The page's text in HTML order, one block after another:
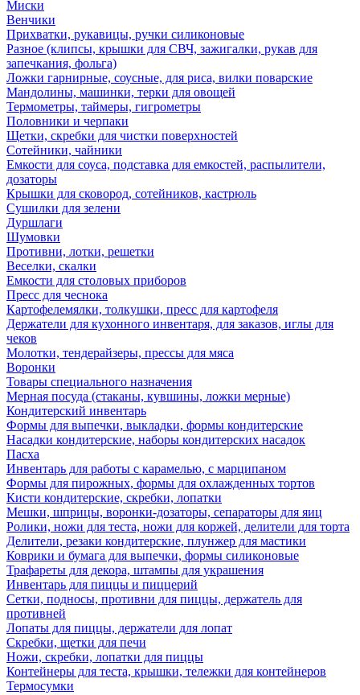
Миски
Венчики
Прихватки, рукавицы, ручки силиконовые
Разное (клипсы, крышки для СВЧ, зажигалки, рукав для
запечкания, фольга)
Ложки гарнирные, соусные, для риса, вилки поварские
Мандолины, машинки, терки для овощей
Термометры, таймеры, гигрометры
Половники и черпаки
Щетки, скребки для чистки поверхностей
Сотейники, чайники
Емкости для соуса, подставка для емкостей, распылители,
дозаторы
Крышки для сковород, сотейников, кастрюль
Сушилки для зелени
Дуршлаги
Шумовки
Противни, лотки, решетки
Веселки, скалки
Емкости для столовых приборов
Пресс для чеснока
Картофелемялки, толкушки, пресс для картофеля
Держатели для кухонного инвентаря, для заказов, иглы для
чеков
Молотки, тендерайзеры, прессы для мяса
Воронки
Товары специального назначения
Мерная посуда (стаканы, кувшины, ложки мерные)
Кондитерский инвентарь
Формы для выпечки, выкладки, формы кондитерские
Насадки кондитерские, наборы кондитерских насадок
Пасха
Инвентарь для работы с карамелью, с марципаном
Формы для пирожных, формы для охлажденных тортов
Кисти кондитерские, скребки, лопатки
Мешки, шприцы, воронки-дозаторы, сепараторы для яиц
Ролики, ножи для теста, ножи для коржей, делители для торта
Делители, резаки кондитерские, плунжер для мастики
Коврики и бумага для выпечки, формы силиконовые
Трафареты для декора, штампы для украшения
Инвентарь для пиццы и пиццерий
Сетки, подносы, противни для пиццы, держатель для
противней
Лопаты для пиццы, держатели для лопат
Скребки, щетки для печи
Ножи, скребки, лопатки для пиццы
Контейнеры для теста, крышки, тележки для контейнеров
Термосумки